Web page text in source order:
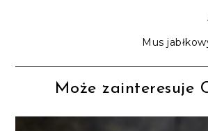
Mus
Może zainteresuje